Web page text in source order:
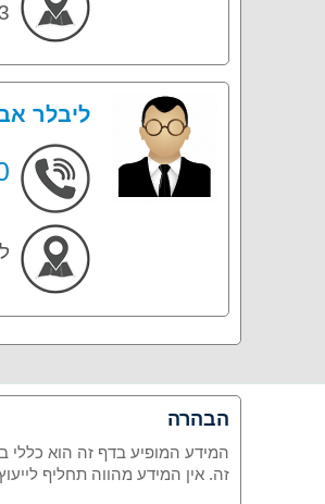
ליבלר
הבהרה
המידע המופיע בדף זה הוא כללי
זה. אין המידע מהווה תחליף